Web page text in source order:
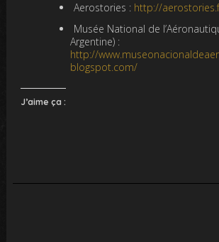
Aerostories : http://
Musée National de
Argentine) :
http://
blogspot.com/
J’aime ça :